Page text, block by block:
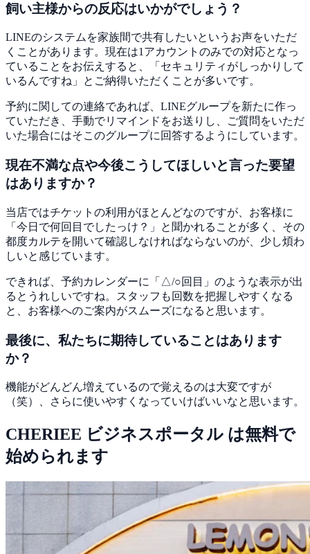
飼い主様からの反応はいかがでしょう？
LINEのシステムを家族間で共有したいというお声をいただ
くことがあります。現在は1アカウントのみでの対応となっ
ていることをお伝えすると、
「セキュリティがしっかりして
いるんですね」とご納得いただくことが多いです。
予約に関しての連絡であれば、LINEグループを新たに作っ
ていただき、手動でリマインドをお送りし、ご質問をいただ
いた場合にはそこのグループに回答するようにしています。
現在不満な点や今後こうしてほしいと言った要望
はありますか？
当店ではチケットの利用がほとんどなのですが、お客様に
「今日で何回目でしたっけ？」と聞かれることが多く、その
都度カルテを開いて確認しなければならないのが、少し煩わ
しいと感じています。
できれば、予約カレンダーに「△/○回目」のような表示が出
るとうれしいですね。スタッフも回数を把握しやすくなる
と、お客様へのご案内がスムーズになると思います。
最後に、私たちに期待していることはあります
か？
機能がどんどん増えているので覚えるのは大変ですが
（笑）、さらに使いやすくなっていけばいいなと思います。
CHERIEE ビジネスポータル は無料で
始められます